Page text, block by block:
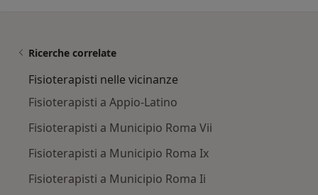
Ricerche correlate
Fisioterapisti nelle vicinanze
Fisioterapisti a Appio-Latino
Fisioterapisti a Municipio Roma Vii
Fisioterapisti a Municipio Roma Ix
Fisioterapisti a Municipio Roma Ii